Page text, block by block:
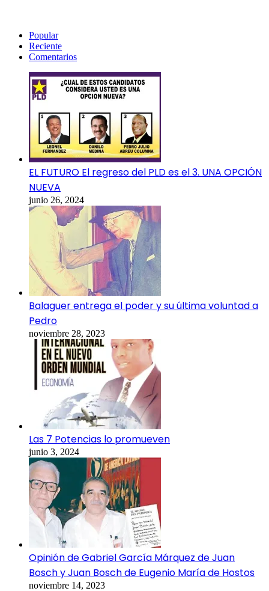
Popular
Reciente
Comentarios
EL FUTURO El regreso del PLD es el 3. UNA OPCIÓN
NUEVA
junio 26, 2024
Balaguer entrega el poder y su última voluntad a
Pedro
noviembre 28, 2023
Las 7 Potencias lo promueven
junio 3, 2024
Opinión de Gabriel García Márquez de Juan
Bosch y Juan Bosch de Eugenio María de Hostos
noviembre 14, 2023